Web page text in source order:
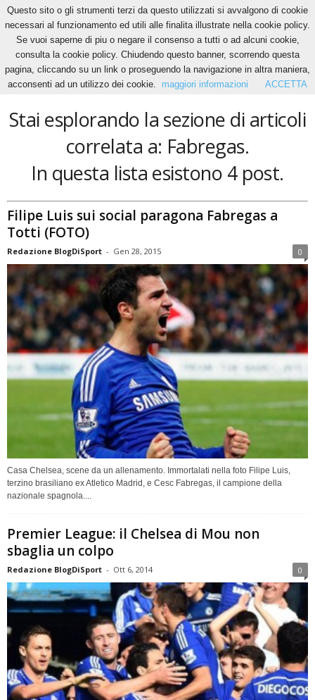
Home Tags Fabregas
Fabregas
Stai esplorando la sezione di articoli
correlata a: Fabregas.
In questa lista esistono 4 post.
Filipe Luis sui social paragona Fabregas a
Totti (FOTO)
Redazione BlogDiSport - Gen 28, 2015 0
Casa Chelsea, scene da un allenamento. Immortalati nella foto Filipe Luis,
terzino brasiliano ex Atletico Madrid, e Cesc Fabregas, il campione della
nazionale spagnola....
Premier League: il Chelsea di Mou non
sbaglia un colpo
Redazione BlogDiSport - Ott 6, 2014 0
Questo sito o gli strumenti terzi da questo utilizzati si avvalgono di cookie
necessari al funzionamento ed utili alle finalita illustrate nella cookie policy.
Se vuoi saperne di piu o negare il consenso a tutti o ad alcuni cookie,
consulta la cookie policy. Chiudendo questo banner, scorrendo questa
pagina, cliccando su un link o proseguendo la navigazione in altra maniera,
acconsenti ad un utilizzo dei cookie.
maggiori informazioni ACCETTA